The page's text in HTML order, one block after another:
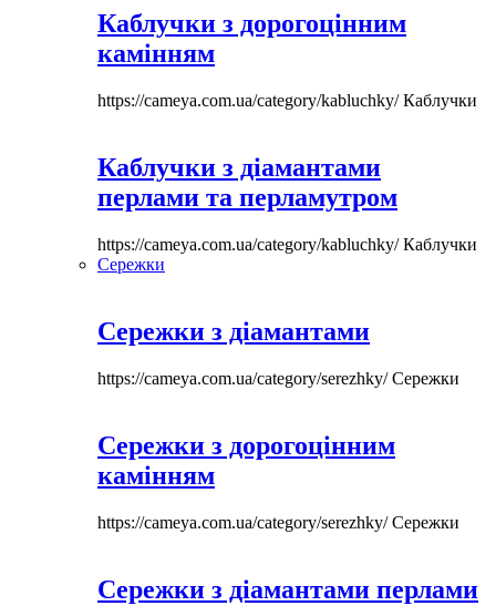
Каблучки з дорогоцінним
камінням
https://cameya.com.ua/category/kabluchky/Каблучки
Каблучки з діамантами
перлами та перламутром
https://cameya.com.ua/category/kabluchky/Каблучки
Сережки
Сережки з діамантами
https://cameya.com.ua/category/serezhky/Сережки
Сережки з дорогоцінним
камінням
https://cameya.com.ua/category/serezhky/Сережки
Сережки з діамантами перлами